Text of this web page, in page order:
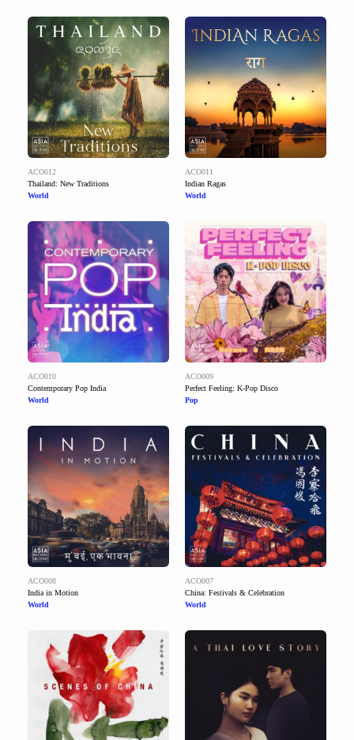
ACO012
Thailand: New Traditions
World
ACO011
Indian Ragas
World
ACO010
Contemporary Pop India
World
ACO009
Perfect Feeling: K-Pop Disco
Pop
ACO008
India in Motion
World
ACO007
China: Festivals & Celebration
World